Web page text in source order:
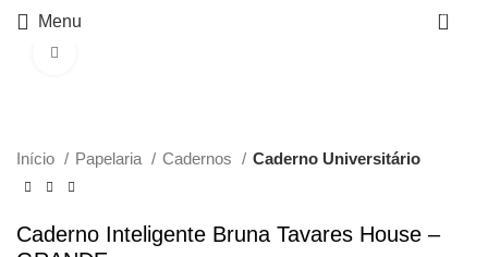
Menu 0
Início Papelaria Cadernos Caderno Universitário
Caderno Inteligente Bruna Tavares House –